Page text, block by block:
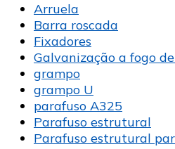
Arruela
Barra roscada
Fixadores
Galvanização a fogo
grampo
grampo U
parafuso A325
Parafuso estrutural
Parafuso estrutural